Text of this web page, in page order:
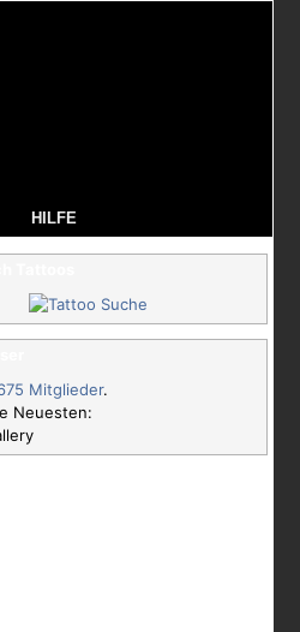
HILFE
Mitglieder.
Neuesten: